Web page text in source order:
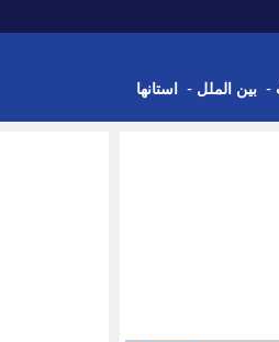
- بین الملل - استانها